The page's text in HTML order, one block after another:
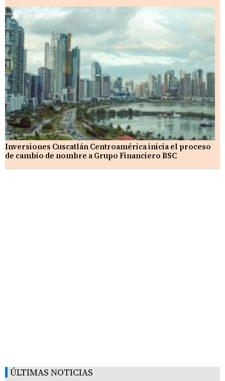
Inversiones Cuscatlán Centroamérica inicia el proceso
de cambio de nombre a Grupo Financiero BSC
ÚLTIMAS NOTICIAS